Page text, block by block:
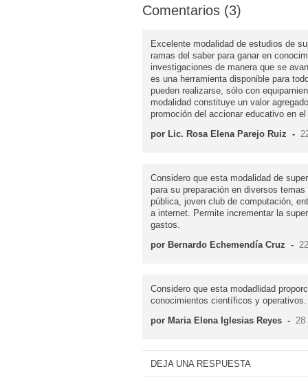
Comentarios (3)
Excelente modalidad de estudios de
ramas del saber para ganar en
investigaciones de manera que se
es una herramienta disponible para
pueden realizarse, sólo con
modalidad constituye un valor
promoción del accionar educativo en
por Lic. Rosa Elena Parejo Ruiz -
Considero que esta modalidad de
para su preparación en diversos
pública, joven club de computación,
a internet. Permite incrementar la
gastos.
por Bernardo Echemendía Cruz -
Considero que esta modadlidad
conocimientos científicos y operativos.
por Maria Elena Iglesias Reyes - 28
DEJA UNA RESPUESTA